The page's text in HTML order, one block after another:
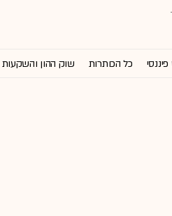
כל הכותרות שוק ההון והשקעות